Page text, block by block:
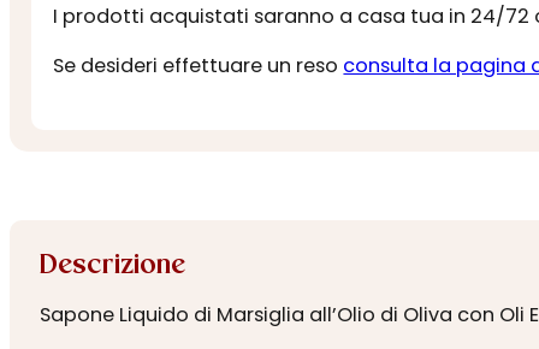
I prodotti acquistati saranno a casa tua in 24/72
Se desideri effettuare un reso consulta la pagina
Descrizione
Sapone Liquido di Marsiglia all’Olio di Oliva con